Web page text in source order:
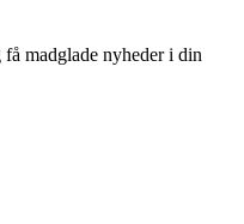
madglade nyheder i din